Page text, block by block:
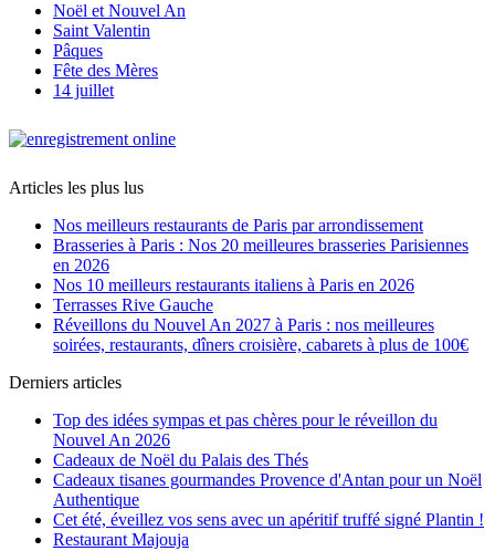
Noël et Nouvel An
Saint Valentin
Pâques
Fête des Mères
14 juillet
Articles les plus lus
Nos meilleurs restaurants de Paris par arrondissement
Brasseries à Paris : Nos 20 meilleures brasseries Parisiennes
en 2026
Nos 10 meilleurs restaurants italiens à Paris en 2026
Terrasses Rive Gauche
Réveillons du Nouvel An 2027 à Paris : nos meilleures
soirées, restaurants, dîners croisière, cabarets à plus de 100€
Derniers articles
Top des idées sympas et pas chères pour le réveillon du
Nouvel An 2026
Cadeaux de Noël du Palais des Thés
Cadeaux tisanes gourmandes Provence d'Antan pour un Noël
Authentique
Cet été, éveillez vos sens avec un apéritif truffé signé Plantin !
Restaurant Majouja